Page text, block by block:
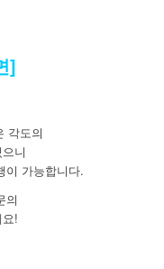
]
각도의
니
이 가능합니다.
의
!